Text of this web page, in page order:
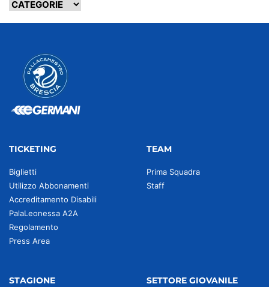
TICKETING
Biglietti
Utilizzo Abbonamenti
Accreditamento Disabili
PalaLeonessa A2A
Regolamento
Press Area
TEAM
Prima Squadra
Staff
STAGIONE SETTORE GIOVANILE